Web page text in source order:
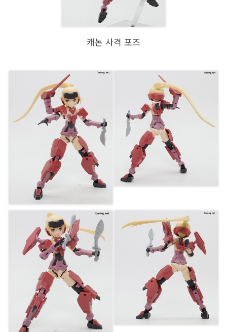
캐논 사격 포즈